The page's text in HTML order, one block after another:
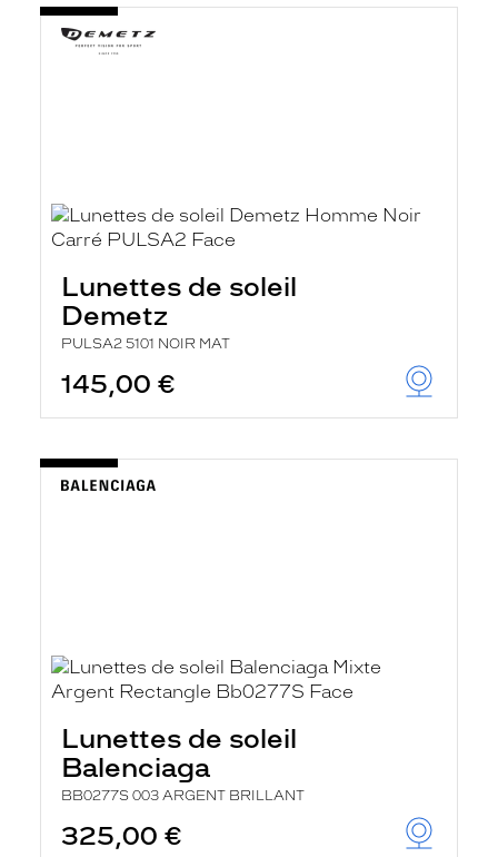
Lunettes de soleil
Demetz
PULSA2 5101 NOIR MAT
145,00 €
Lunettes de soleil
Balenciaga
BB0277S 003 ARGENT BRILLANT
325,00 €